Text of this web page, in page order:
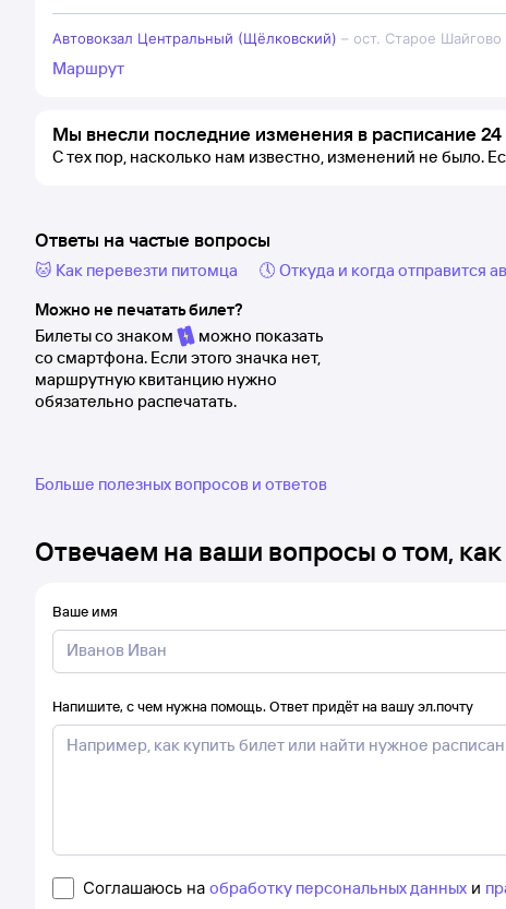
Автовокзал Центральный (Щёлковский) – ост. Старое Шайгово
Маршрут
Мы внесли последние изменения в расписание 24
С тех пор, насколько нам известно, изменений не было.
Ответы на частые вопросы
🐱 Как перевезти питомца 🕔 Откуда и когда отправится
Можно не печатать билет?
Билеты со знаком
можно показать
со смартфона. Если этого значка нет,
маршрутную квитанцию нужно
обязательно распечатать.
Больше полезных вопросов и ответов
Отвечаем на ваши вопросы о том, как
Ваше имя
Напишите, с чем нужна помощь. Ответ придёт на вашу эл.почту
Соглашаюсь на обработку персональных данных и